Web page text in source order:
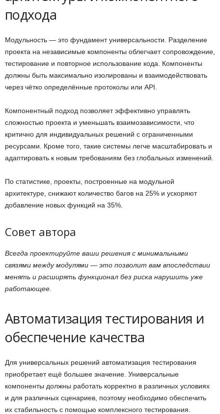
подхода
Модульность — это фундамент универсальности. Разделение
проекта на независимые компоненты облегчает сопровождение,
тестирование и повторное использование кода. Компоненты
должны быть максимально изолированы и взаимодействовать
через чётко определённые протоколы или API.
Компонентный подход позволяет эффективно управлять
сложностью проекта и уменьшать взаимозависимости, что
критично для индивидуальных решений с ограниченными
ресурсами. Кроме того, такие системы легче масштабировать и
адаптировать к новым требованиям без глобальных изменений.
По статистике, проекты, построенные на модульной
архитектуре, снижают количество багов на 25% и ускоряют
добавление новых функций на 35%.
Совет автора
Всегда проектируйте ваши решения с минимальными
связями между модулями — это позволит вам впоследствии
менять и расширять функционал без риска нарушить уже
работающее.
Автоматизация тестирования и
обеспечение качества
Для универсальных решений автоматизация тестирования
приобретает ещё большее значение. Универсальные
компоненты должны работать корректно в различных условиях
и для различных сценариев, поэтому необходимо обеспечить
их стабильность с помощью комплексного тестирования.